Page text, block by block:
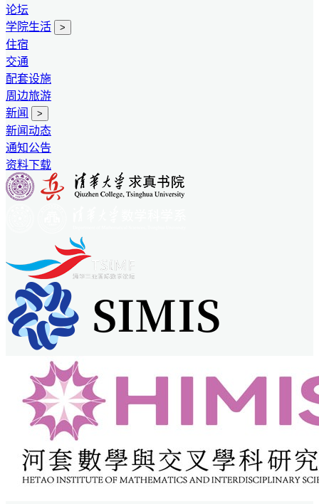
论坛
学院生活
>
住宿
交通
配套设施
周边旅游
新闻
>
新闻动态
通知公告
资料下载